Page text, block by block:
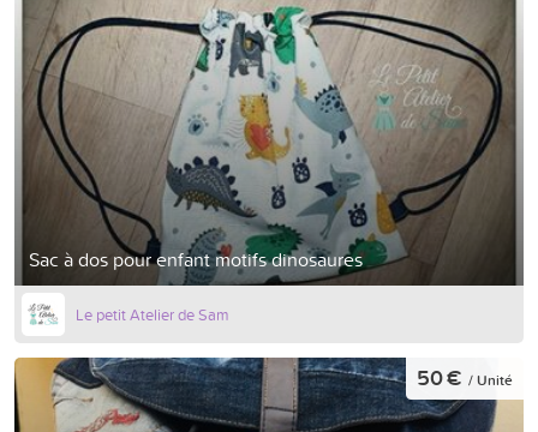
Sac à dos pour enfant motifs dinosaures
Le petit Atelier de Sam
50 € / Unité